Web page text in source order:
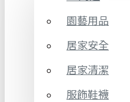
園藝用品
居家安全
居家清潔
服飾鞋襪